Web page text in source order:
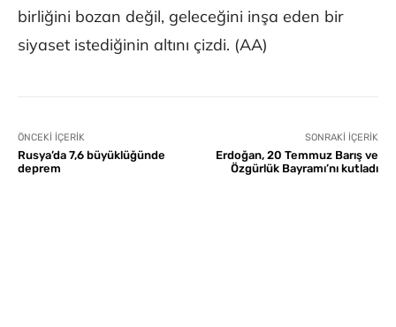
birliğini bozan değil, geleceğini inşa eden bir
siyaset istediğinin altını çizdi. (AA)
ÖNCEKI İÇERIK
Rusya’da 7,6 büyüklüğünde
deprem
SONRAKI İÇERIK
Erdoğan, 20 Temmuz Barış ve
Özgürlük Bayramı’nı kutladı